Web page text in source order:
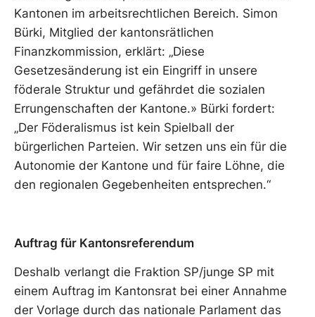
Kantonen im arbeitsrechtlichen Bereich. Simon
Bürki, Mitglied der kantonsrätlichen
Finanzkommission, erklärt: „Diese
Gesetzesänderung ist ein Eingriff in unsere
föderale Struktur und gefährdet die sozialen
Errungenschaften der Kantone.» Bürki fordert:
„Der Föderalismus ist kein Spielball der
bürgerlichen Parteien. Wir setzen uns ein für die
Autonomie der Kantone und für faire Löhne, die
den regionalen Gegebenheiten entsprechen.“
Auftrag für Kantonsreferendum
Deshalb verlangt die Fraktion SP/junge SP mit
einem Auftrag im Kantonsrat bei einer Annahme
der Vorlage durch das nationale Parlament das